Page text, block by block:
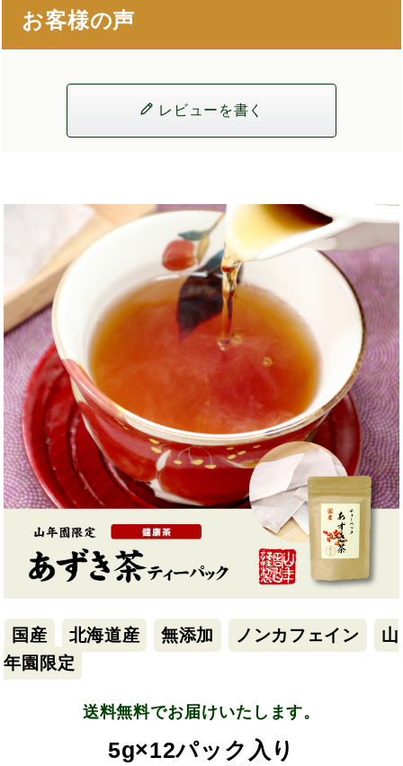
お客様の声
レビューを書く
国産 北海道産 無添加 ノンカフェイン
山
年園限定
送料無料でお届けいたします。
5g×12パック入り